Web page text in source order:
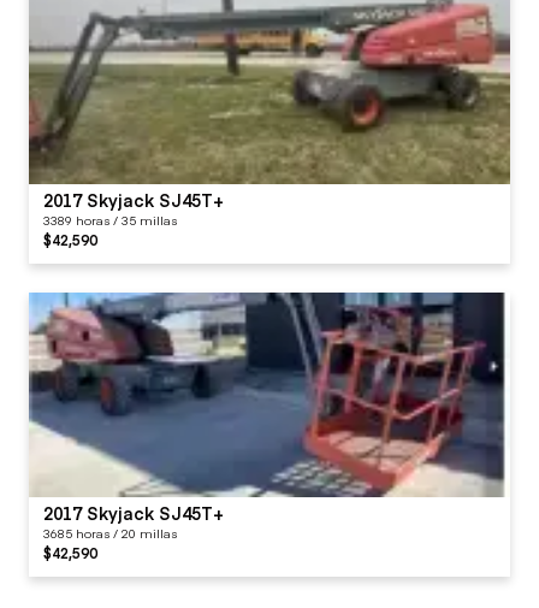
2017 Skyjack SJ45T+
3389 horas / 35 millas
$42,590
2017 Skyjack SJ45T+
3685 horas / 20 millas
$42,590